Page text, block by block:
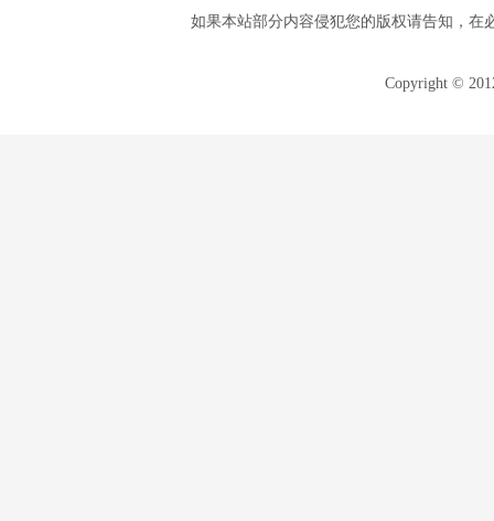
如果本站部分内容侵犯您的版权请告知，在
Copyright ©